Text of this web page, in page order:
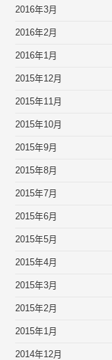
2016年3月
2016年2月
2016年1月
2015年12月
2015年11月
2015年10月
2015年9月
2015年8月
2015年7月
2015年6月
2015年5月
2015年4月
2015年3月
2015年2月
2015年1月
2014年12月